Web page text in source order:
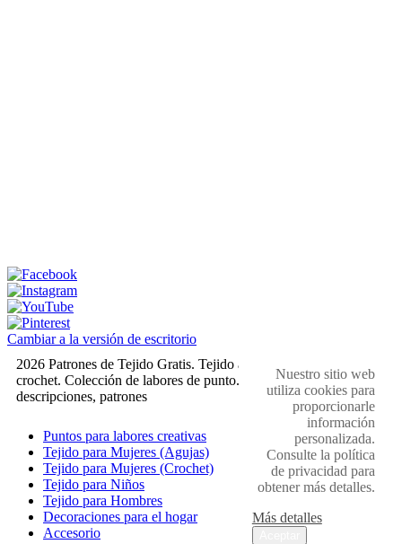
Cambiar a la versión de escritorio
2026 Patrones de Tejido Gratis. Tejido a dos agujas y
crochet. Colección de labores de punto. Muestras,
descripciones, patrones
Puntos para labores creativas
Tejido para Mujeres (Agujas)
Tejido para Mujeres (Crochet)
Tejido para Niños
Tejido para Hombres
Decoraciones para el hogar
Accesorio
Nuestro sitio web
utiliza cookies para
proporcionarle
información
personalizada.
Consulte la política
de privacidad para
obtener más detalles.
Más detalles